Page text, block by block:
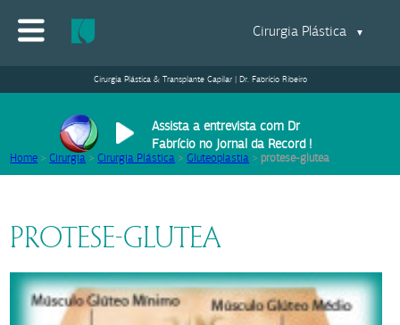
Cirurgia Plástica ▼
Cirurgia Plástica & Transplante Capilar | Dr. Fabrício Ribeiro
Assista a entrevista com Dr
Fabrício no Jornal da Record !
Home >Cirurgia >Cirurgia Plástica >Gluteoplastia >protese-glutea
PROTESE-GLUTEA